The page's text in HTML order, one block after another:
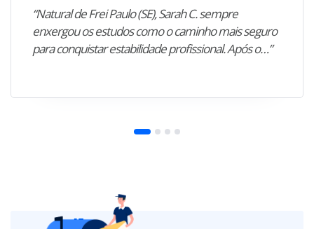
“Natural de Frei Paulo (SE), Sarah C. sempre
enxergou os estudos como o caminho mais seguro
para conquistar estabilidade profissional. Após o…”